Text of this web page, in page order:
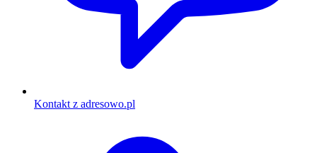
Kontakt z adresowo.pl